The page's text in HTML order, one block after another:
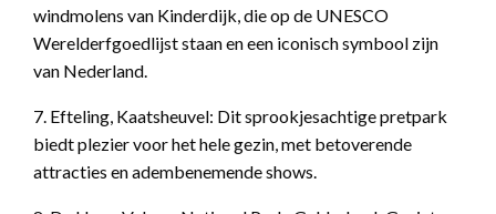
windmolens van Kinderdijk, die op de UNESCO
Werelderfgoedlijst staan en een iconisch symbool zijn
van Nederland.
7. Efteling, Kaatsheuvel: Dit sprookjesachtige pretpark
biedt plezier voor het hele gezin, met betoverende
attracties en adembenemende shows.